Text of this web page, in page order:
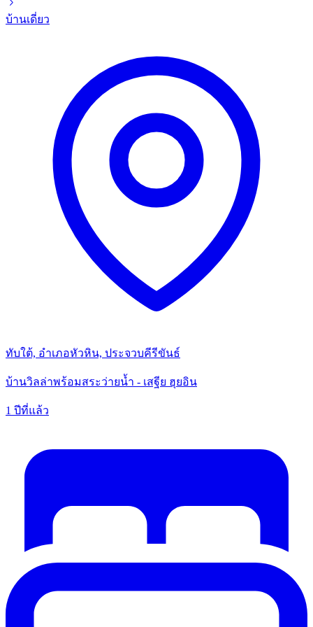
บ้านเดี่ยว
ทับใต้, อำเภอหัวหิน, ประจวบคีรีขันธ์
บ้านวิลล่าพร้อมสระว่ายน้ำ - เสฐีย ฮุยอิน
1 ปีที่แล้ว